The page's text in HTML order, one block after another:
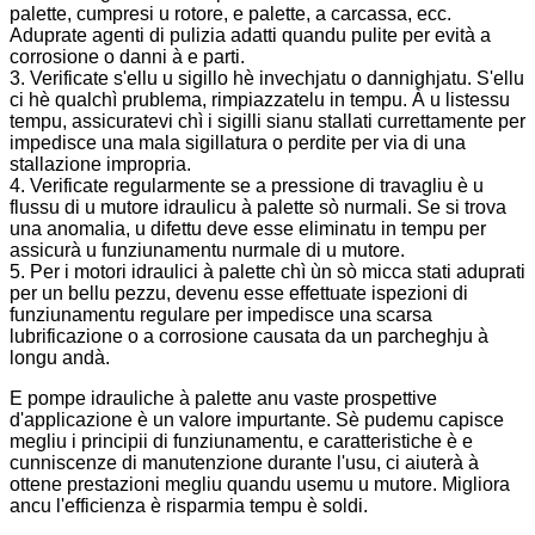
palette, cumpresi u rotore, e palette, a carcassa, ecc.
Aduprate agenti di pulizia adatti quandu pulite per evità a
corrosione o danni à e parti.
3. Verificate s'ellu u sigillo hè invechjatu o dannighjatu. S'ellu
ci hè qualchì prublema, rimpiazzatelu in tempu. À u listessu
tempu, assicuratevi chì i sigilli sianu stallati currettamente per
impedisce una mala sigillatura o perdite per via di una
stallazione impropria.
4. Verificate regularmente se a pressione di travagliu è u
flussu di u mutore idraulicu à palette sò nurmali. Se si trova
una anomalia, u difettu deve esse eliminatu in tempu per
assicurà u funziunamentu nurmale di u mutore.
5. Per i motori idraulici à palette chì ùn sò micca stati aduprati
per un bellu pezzu, devenu esse effettuate ispezioni di
funziunamentu regulare per impedisce una scarsa
lubrificazione o a corrosione causata da un parcheghju à
longu andà.
E pompe idrauliche à palette anu vaste prospettive
d'applicazione è un valore impurtante. Sè pudemu capisce
megliu i principii di funziunamentu, e caratteristiche è e
cunniscenze di manutenzione durante l'usu, ci aiuterà à
ottene prestazioni megliu quandu usemu u mutore. Migliora
ancu l'efficienza è risparmia tempu è soldi.